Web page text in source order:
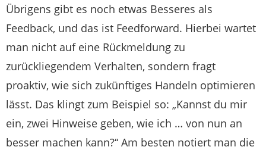
Übrigens gibt es noch etwas Besseres als
Feedback, und das ist Feedforward. Hierbei wartet
man nicht auf eine Rückmeldung zu
zurückliegendem Verhalten, sondern fragt
proaktiv, wie sich zukünftiges Handeln optimieren
lässt. Das klingt zum Beispiel so: „Kannst du mir
ein, zwei Hinweise geben, wie ich … von nun an
besser machen kann?“ Am besten notiert man die